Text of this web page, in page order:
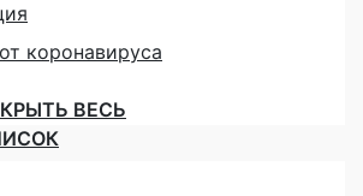
коронавируса
ВЕСЬ